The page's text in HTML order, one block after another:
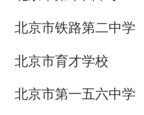
北京市铁路第二中学
北京市育才学校
北京市第一五六中学